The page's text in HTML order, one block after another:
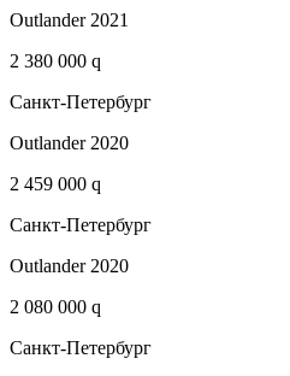
Outlander 2021
2 380 000 q
Санкт-Петербург
Outlander 2020
2 459 000 q
Санкт-Петербург
Outlander 2020
2 080 000 q
Санкт-Петербург